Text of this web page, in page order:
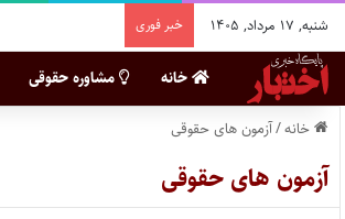
شنبه, ۱۷ مرداد, ۱۴۰۵ خبر فوری
خانه مشاوره حقوقی
خانه/آزمون های حقوقی
آزمون های حقوقی